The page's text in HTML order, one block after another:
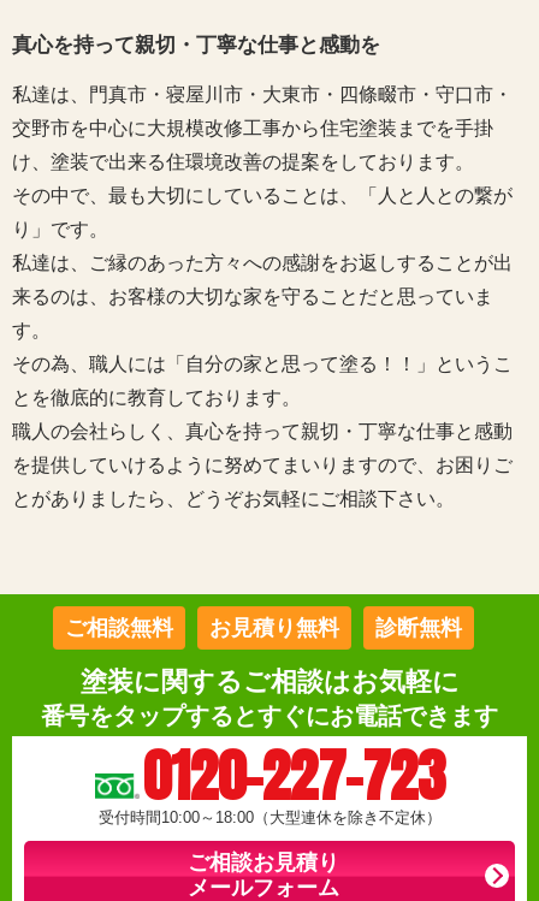
真心を持って親切・丁寧な仕事と感動を
私達は、門真市・寝屋川市・大東市・四條畷市・守口市・
交野市を中心に大規模改修工事から住宅塗装までを手掛
け、塗装で出来る住環境改善の提案をしております。
その中で、最も大切にしていることは、「人と人との繋が
り」です。
私達は、ご縁のあった方々への感謝をお返しすることが出
来るのは、お客様の大切な家を守ることだと思っていま
す。
その為、職人には「自分の家と思って塗る！！」というこ
とを徹底的に教育しております。
職人の会社らしく、真心を持って親切・丁寧な仕事と感動
を提供していけるように努めてまいりますので、お困りご
とがありましたら、どうぞお気軽にご相談下さい。
ご相談無料 お見積り無料 診断無料
塗装に関するご相談はお気軽に
番号をタップするとすぐにお電話できます
0120-227-723
受付時間10:00～18:00（大型連休を除き不定休）
ご相談お見積り
メールフォーム